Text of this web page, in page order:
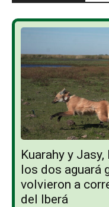
Kuarahy y
los dos aguará
volvieron a
del Iberá